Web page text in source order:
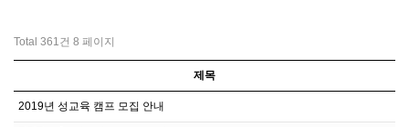
Total 361건 8 페이지
제목
2019년 성교육 캠프 모집 안내